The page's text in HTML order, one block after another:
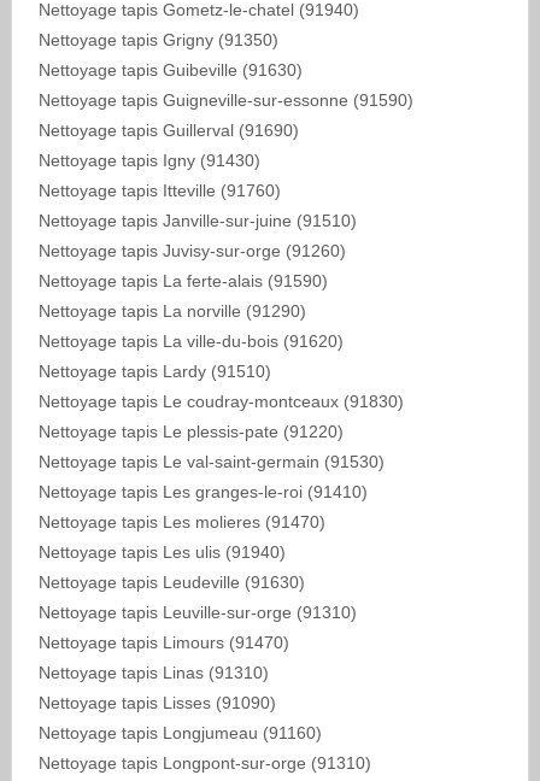
Nettoyage tapis Gometz-le-chatel (91940)
Nettoyage tapis Grigny (91350)
Nettoyage tapis Guibeville (91630)
Nettoyage tapis Guigneville-sur-essonne (91590)
Nettoyage tapis Guillerval (91690)
Nettoyage tapis Igny (91430)
Nettoyage tapis Itteville (91760)
Nettoyage tapis Janville-sur-juine (91510)
Nettoyage tapis Juvisy-sur-orge (91260)
Nettoyage tapis La ferte-alais (91590)
Nettoyage tapis La norville (91290)
Nettoyage tapis La ville-du-bois (91620)
Nettoyage tapis Lardy (91510)
Nettoyage tapis Le coudray-montceaux (91830)
Nettoyage tapis Le plessis-pate (91220)
Nettoyage tapis Le val-saint-germain (91530)
Nettoyage tapis Les granges-le-roi (91410)
Nettoyage tapis Les molieres (91470)
Nettoyage tapis Les ulis (91940)
Nettoyage tapis Leudeville (91630)
Nettoyage tapis Leuville-sur-orge (91310)
Nettoyage tapis Limours (91470)
Nettoyage tapis Linas (91310)
Nettoyage tapis Lisses (91090)
Nettoyage tapis Longjumeau (91160)
Nettoyage tapis Longpont-sur-orge (91310)